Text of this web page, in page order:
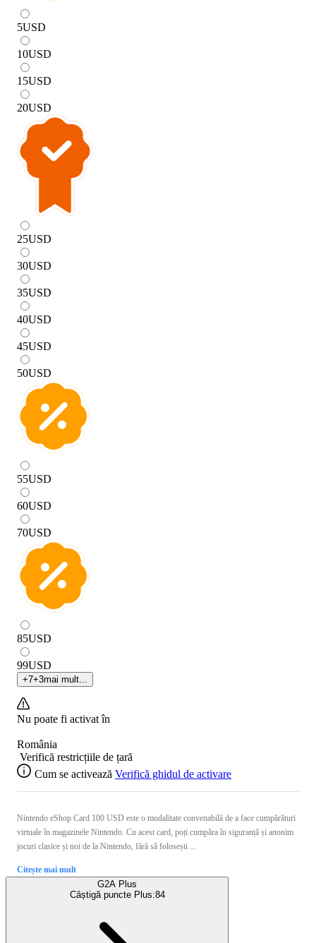
5USD
10USD
15USD
20USD
25USD
30USD
35USD
40USD
45USD
50USD
55USD
60USD
70USD
85USD
99USD
+7+3mai mult...
Nu poate fi activat în
România
Verifică restricțiile de țară
Cum se activează Verifică ghidul de activare
Nintendo eShop Card 100 USD este o modalitate convenabilă de a face cumpărături
virtuale în magazinele Nintendo. Cu acest card, poți cumpăra în siguranță și anonim
jocuri clasice și noi de la Nintendo, fără să folosești ...
Citește mai mult
G2A Plus
Câștigă puncte Plus:84